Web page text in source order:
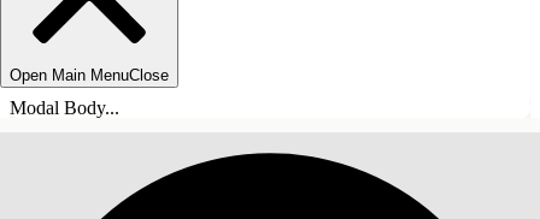
Open Main MenuClose
Modal Body...